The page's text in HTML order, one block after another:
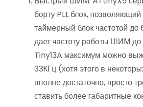
борту PLL блок, позволяющий
таймерный блок частотой
дает частоту работы ШИМ
Tiny13A максимум можно
33КГц (хотя этого в
вполне достаточно, просто
ставить более габаритные